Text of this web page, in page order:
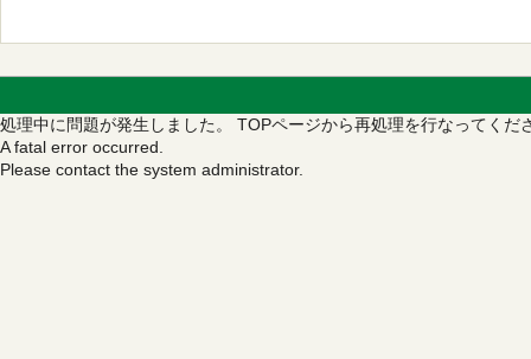
処理中に問題が発生しました。 TOPページから再処理を行なってくだ
A fatal error occurred.
Please contact the system administrator.